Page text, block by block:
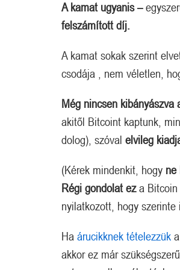
A kamat ugyanis –
felszámított díj.
A kamat sokak szerint
csodája , nem véletlen,
Még nincsen kibányászva
akitől Bitcoint kaptunk,
dolog), szóval elvileg
(Kérek mindenkit, hogy ne
Régi gondolat eza Bitcoin
nyilatkozott, hogy szerinte
Ha árucikknek tételezzük
akkor ez már